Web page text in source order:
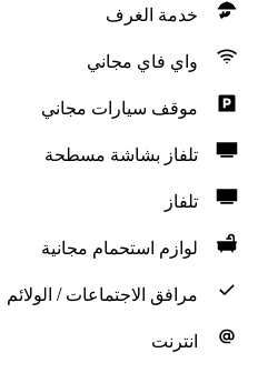
خدمة الغرف
واي فاي مجاني
موقف سيارات مجاني
تلفاز بشاشة مسطحة
تلفاز
لوازم استحمام مجانية
مرافق الاجتماعات / الولائم
انترنت